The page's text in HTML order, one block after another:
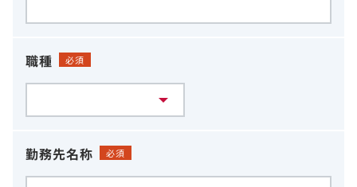
職種 必須
勤務先名称 必須